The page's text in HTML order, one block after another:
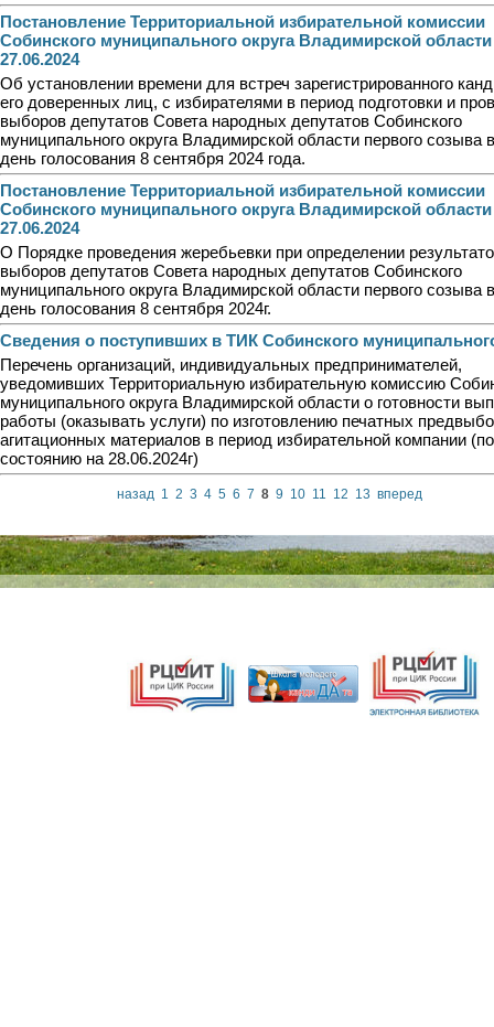
Постановление Территориальной избирательной комиссии
Собинского муниципального округа Владимирской
27.06.2024
Об установлении времени для встреч зарегистрированного
его доверенных лиц, с избирателями в период подготовки и
выборов депутатов Совета народных депутатов Собинского
муниципального округа Владимирской области первого созыва
день голосования 8 сентября 2024 года.
Постановление Территориальной избирательной комиссии
Собинского муниципального округа Владимирской
27.06.2024
О Порядке проведения жеребьевки при определении
выборов депутатов Совета народных депутатов Собинского
муниципального округа Владимирской области первого созыва
день голосования 8 сентября 2024г.
Сведения о поступивших в ТИК Собинского
Перечень организаций, индивидуальных предпринимателей,
уведомивших Территориальную избирательную комиссию
муниципального округа Владимирской области о готовности
работы (оказывать услуги) по изготовлению печатных
агитационных материалов в период избирательной компании (по
состоянию на 28.06.2024г)
назад 1 2 3 4 5 6 7 8 9 10 11 12 13 вперед